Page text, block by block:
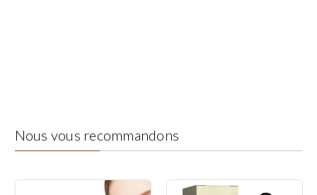
Nous vous recommandons